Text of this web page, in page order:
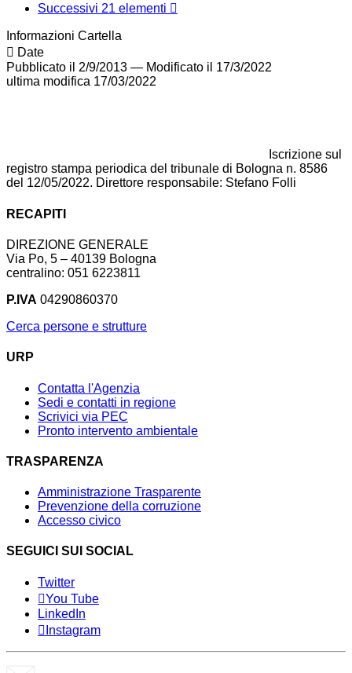
Successivi 21 elementi
Informazioni Cartella
Date
Pubblicato il 2/9/2013 — Modificato il 17/3/2022
ultima modifica 17/03/2022
Iscrizione sul
registro stampa periodica del tribunale di Bologna n. 8586
del 12/05/2022. Direttore responsabile: Stefano Folli
RECAPITI
DIREZIONE GENERALE
Via Po, 5 – 40139 Bologna
centralino: 051 6223811
P.IVA 04290860370
Cerca persone e strutture
URP
Contatta l'Agenzia
Sedi e contatti in regione
Scrivici via PEC
Pronto intervento ambientale
TRASPARENZA
Amministrazione Trasparente
Prevenzione della corruzione
Accesso civico
SEGUICI SUI SOCIAL
Twitter
You Tube
LinkedIn
Instagram